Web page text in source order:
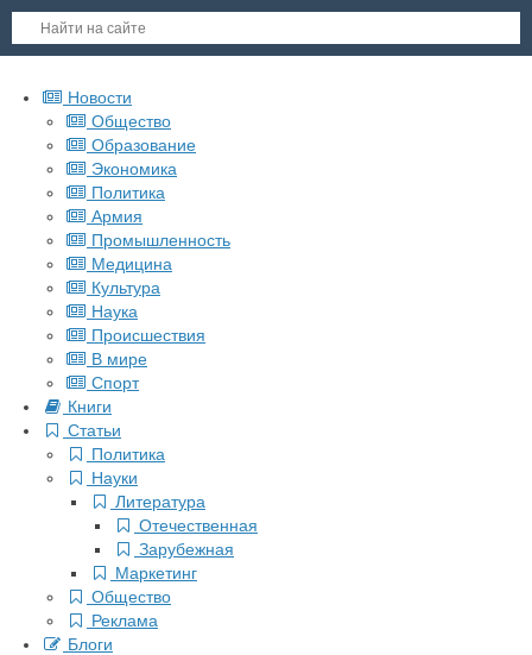
Новости
Общество
Образование
Экономика
Политика
Армия
Промышленность
Медицина
Культура
Наука
Происшествия
В мире
Спорт
Книги
Статьи
Политика
Науки
Литература
Отечественная
Зарубежная
Маркетинг
Общество
Реклама
Блоги